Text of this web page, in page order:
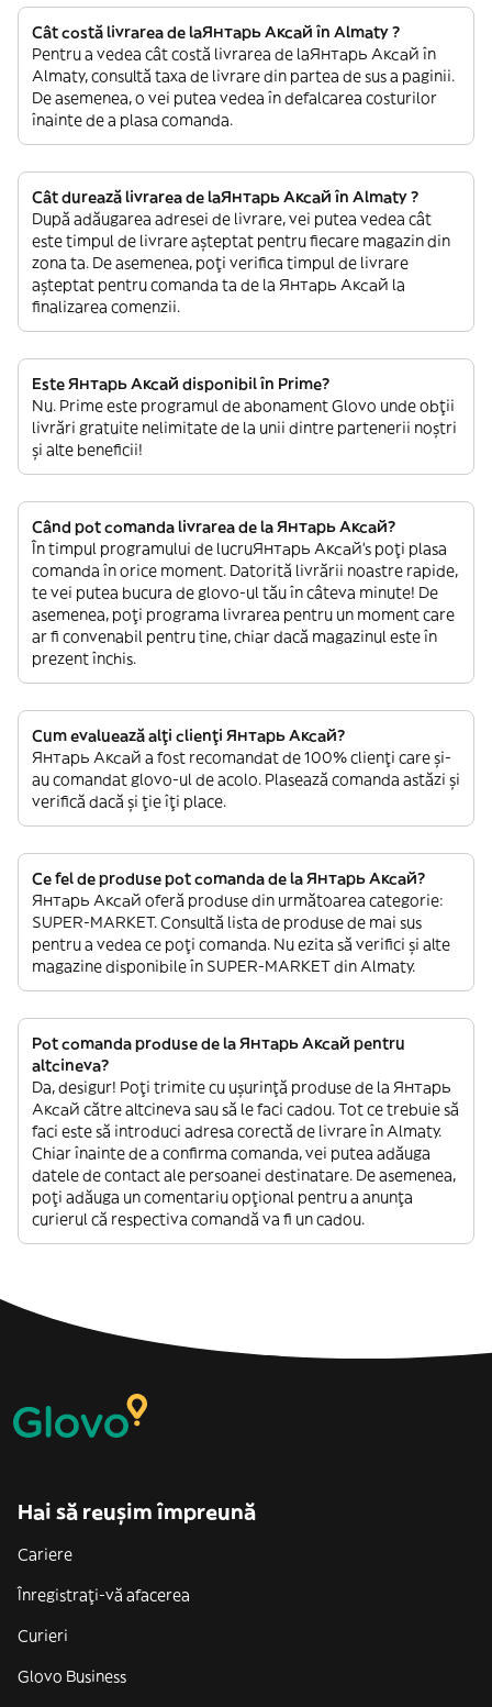
Cât costă livrarea de laЯнтарь Аксай în Almaty ?
Pentru a vedea cât costă livrarea de laЯнтарь Аксай în
Almaty, consultă taxa de livrare din partea de sus a paginii.
De asemenea, o vei putea vedea în defalcarea costurilor
înainte de a plasa comanda.
Cât durează livrarea de laЯнтарь Аксай în Almaty ?
După adăugarea adresei de livrare, vei putea vedea cât
este timpul de livrare așteptat pentru fiecare magazin din
zona ta. De asemenea, poți verifica timpul de livrare
așteptat pentru comanda ta de la Янтарь Аксай la
finalizarea comenzii.
Este Янтарь Аксай disponibil în Prime?
Nu. Prime este programul de abonament Glovo unde obții
livrări gratuite nelimitate de la unii dintre partenerii noștri
și alte beneficii!
Când pot comanda livrarea de la Янтарь Аксай?
În timpul programului de lucruЯнтарь Аксай’s poți plasa
comanda în orice moment. Datorită livrării noastre rapide,
te vei putea bucura de glovo-ul tău în câteva minute! De
asemenea, poți programa livrarea pentru un moment care
ar fi convenabil pentru tine, chiar dacă magazinul este în
prezent închis.
Cum evaluează alți clienți Янтарь Аксай?
Янтарь Аксай a fost recomandat de 100% clienți care și-
au comandat glovo-ul de acolo. Plasează comanda astăzi și
verifică dacă și ție îți place.
Ce fel de produse pot comanda de la Янтарь Аксай?
Янтарь Аксай oferă produse din următoarea categorie:
SUPER-MARKET. Consultă lista de produse de mai sus
pentru a vedea ce poți comanda. Nu ezita să verifici și alte
magazine disponibile în SUPER-MARKET din Almaty.
Pot comanda produse de la Янтарь Аксай pentru
altcineva?
Da, desigur! Poți trimite cu ușurință produse de la Янтарь
Аксай către altcineva sau să le faci cadou. Tot ce trebuie să
faci este să introduci adresa corectă de livrare în Almaty.
Chiar înainte de a confirma comanda, vei putea adăuga
datele de contact ale persoanei destinatare. De asemenea,
poți adăuga un comentariu opțional pentru a anunța
curierul că respectiva comandă va fi un cadou.
Hai să reușim împreună
Cariere
Înregistrați-vă afacerea
Curieri
Glovo Business